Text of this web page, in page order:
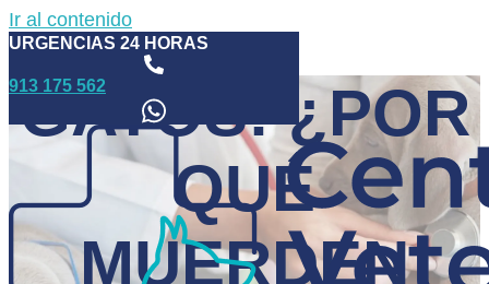
Ir al contenido
URGENCIAS 24 HORAS
913 175 562
GATOS: ¿POR
QUÉ
MUERDEN